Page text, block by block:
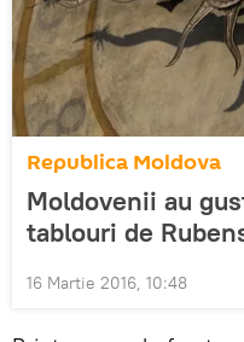
Republica Moldova
Moldovenii au
tablouri de
16 Martie 2016, 10:48